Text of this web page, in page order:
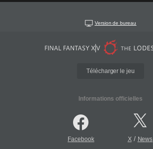
Version de bureau
Télécharger le jeu
Informations officielles
Facebook X/ News